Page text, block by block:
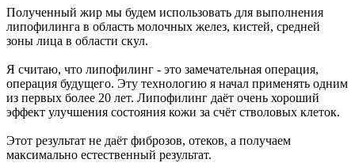
Полученный жир мы будем использовать для выполнения
липофилинга в область молочных желез, кистей, средней
зоны лица в области скул.
Я считаю, что липофилинг - это замечательная операция,
операция будущего. Эту технологию я начал применять одним
из первых более 20 лет. Липофилинг даёт очень хороший
эффект улучшения состояния кожи за счёт стволовых клеток.
Этот результат не даёт фиброзов, отеков, а получаем
максимально естественный результат.